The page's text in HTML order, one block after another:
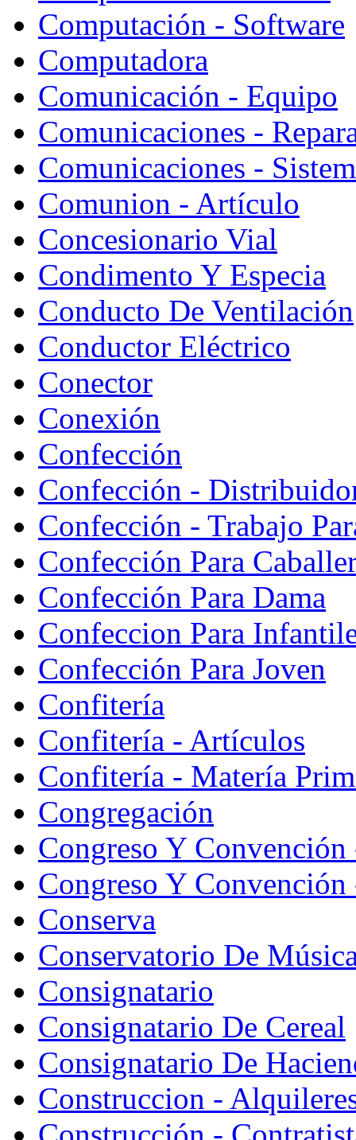
Computación - Software
Computadora
Comunicación - Equipo
Comunicaciones -
Comunicaciones -
Comunion - Artículo
Concesionario Vial
Condimento Y Especia
Conducto De Ventilación
Conductor Eléctrico
Conector
Conexión
Confección
Confección -
Confección - Trabajo
Confección Para
Confección Para Dama
Confeccion Para
Confección Para Joven
Confitería
Confitería - Artículos
Confitería - Matería
Congregación
Congreso Y Convención
Congreso Y
Conserva
Conservatorio De
Consignatario
Consignatario De Cereal
Consignatario De
Construccion -